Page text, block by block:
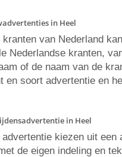
in Heel
van Nederland
Nederlandse kranten,
of de naam van de
en soort advertentie en
in Heel
kiezen uit een
de eigen indeling en